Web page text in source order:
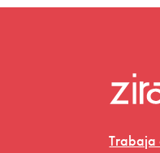
Trabaja